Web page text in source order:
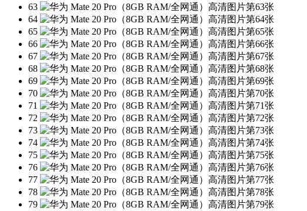
63
64
65
66
67
68
69
70
71
72
73
74
75
76
77
78
79